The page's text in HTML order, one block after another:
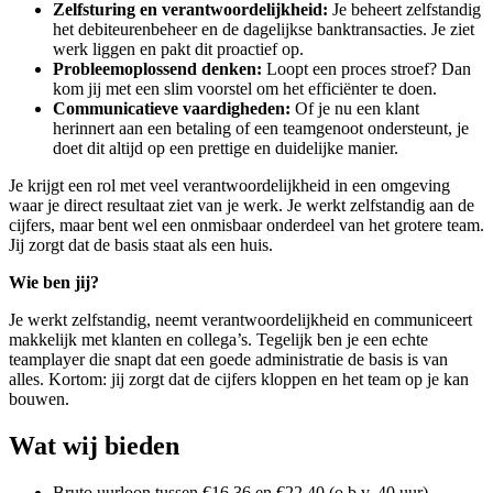
Zelfsturing en verantwoordelijkheid: Je beheert zelfstandig
het debiteurenbeheer en de dagelijkse banktransacties. Je ziet
werk liggen en pakt dit proactief op.
Probleemoplossend denken: Loopt een proces stroef? Dan
kom jij met een slim voorstel om het efficiënter te doen.
Communicatieve vaardigheden: Of je nu een klant
herinnert aan een betaling of een teamgenoot ondersteunt, je
doet dit altijd op een prettige en duidelijke manier.
Je krijgt een rol met veel verantwoordelijkheid in een omgeving
waar je direct resultaat ziet van je werk. Je werkt zelfstandig aan de
cijfers, maar bent wel een onmisbaar onderdeel van het grotere team.
Jij zorgt dat de basis staat als een huis.
Wie ben jij?
Je werkt zelfstandig, neemt verantwoordelijkheid en communiceert
makkelijk met klanten en collega’s. Tegelijk ben je een echte
teamplayer die snapt dat een goede administratie de basis is van
alles. Kortom: jij zorgt dat de cijfers kloppen en het team op je kan
bouwen.
Wat wij bieden